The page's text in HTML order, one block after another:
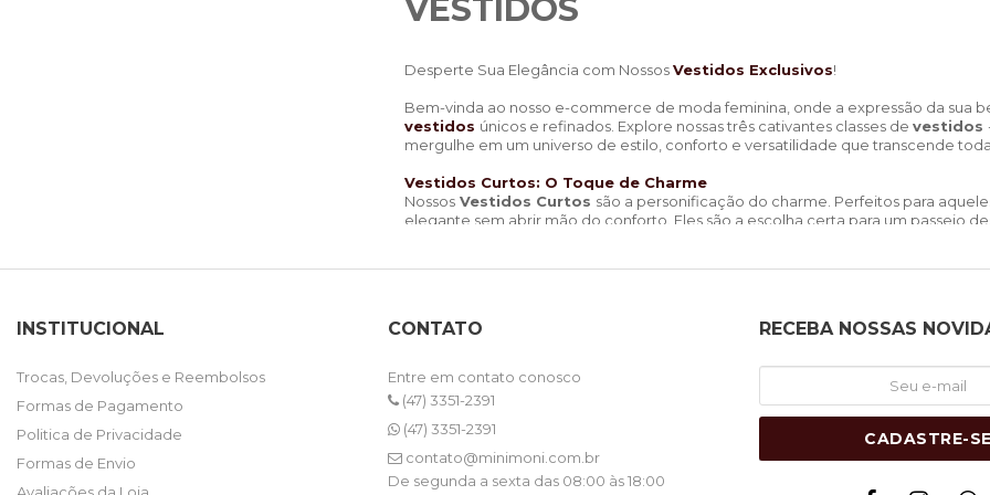
VESTIDOS
Desperte Sua Elegância com NossosVestidos Exclusivos!
Bem-vinda ao nosso e-commerce de moda feminina, onde a expressão da sua
vestidos únicos e refinados. Explore nossas três cativantes classes de vestidos
mergulhe em um universo de estilo, conforto e versatilidade que transcende
Vestidos Curtos: O Toque de Charme
Nossos Vestidos Curtos são a personificação do charme. Perfeitos para
elegante sem abrir mão do conforto. Eles são a escolha certa para um passeio
do escritório a um jantar romântico. Sua versatilidade os torna ideais para
todo o ano.
Vestidos Longos
Para um impacto máximo e um estilo deslumbrante, nossos
são o epítome da elegância. Com um fino acabamento e design único, nossos
incomparável. Use-os com
dourados para um ar de realeza ou com
INSTITUCIONAL
Trocas, Devoluções e Reembolsos
Formas de Pagamento
Politica de Privacidade
Formas de Envio
CONTATO
Entre em contato conosco
(47) 3351-2391
(47) 3351-2391
contato@minimoni.com.br
De segunda a sexta das 08:00 às 18:00
RECEBA NOSSAS
CADASTRE-SE